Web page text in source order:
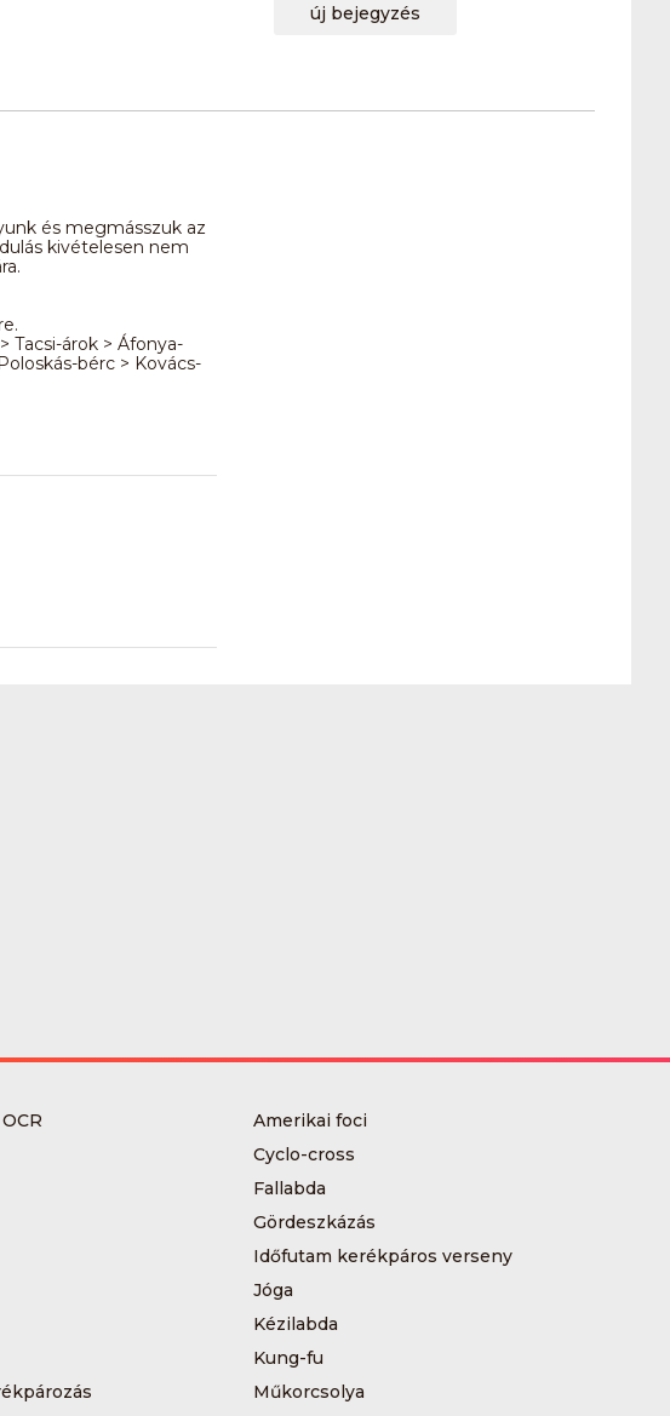
új bejegyzés
és megmásszuk az
kivételesen nem
Tacsi-árok > Áfonya-
bérc > Kovács-
Amerikai foci
Cyclo-cross
Fallabda
Gördeszkázás
Időfutam kerékpáros verseny
Jóga
Kézilabda
Kung-fu
Műkorcsolya